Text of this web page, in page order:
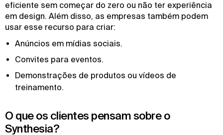
eficiente sem começar do zero ou não ter experiência
em design. Além disso, as empresas também podem
usar esse recurso para criar:
Anúncios em mídias sociais.
Convites para eventos.
Demonstrações de produtos ou vídeos de
treinamento.
O que os clientes pensam sobre o
Synthesia?